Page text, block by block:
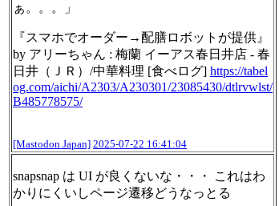
ぁ。。。」
『スマホでオーダー→配膳ロボットが提供』
by アリーちゃん : 梅蘭 イーアス春日井店 - 春
日井（ＪＲ）/中華料理 [食べログ] https://tabel
og.com/aichi/A2303/A230301/23085430/dtlrvwlst/
B485778575/
[Mastodon Japan] 2025-07-22 16:41:04
snapsnap は UI が良くないな・・・ これはわ
かりにくいしページ遷移どうなっとる